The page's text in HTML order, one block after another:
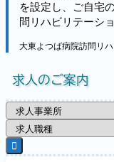
を設定し、ご自宅
問リハビリテーシ
大東よつば病院訪問リ
求人のご案内